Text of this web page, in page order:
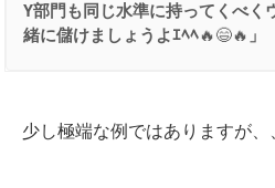
Y部門も同じ水準に持ってくべく
緒に儲けましょうよｴﾍﾍ🔥😄🔥 」
少し極端な例ではありますが、